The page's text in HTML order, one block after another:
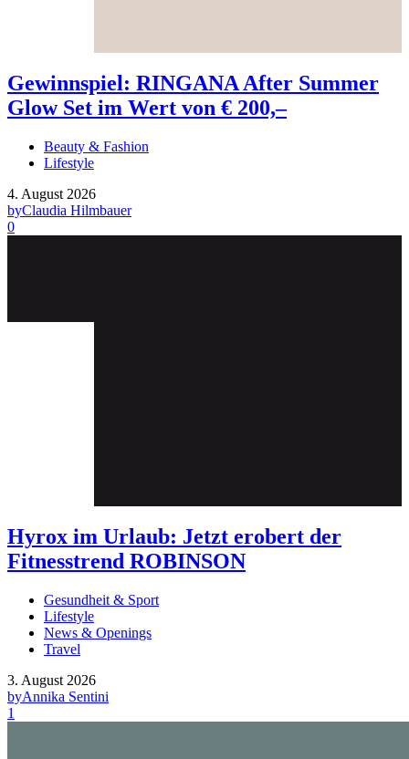
Gewinnspiel: RINGANA After Summer
Glow Set im Wert von € 200,–
Beauty & Fashion
Lifestyle
4. August 2026
byClaudia Hilmbauer
0
Hyrox im Urlaub: Jetzt erobert der
Fitnesstrend ROBINSON
Gesundheit & Sport
Lifestyle
News & Openings
Travel
3. August 2026
byAnnika Sentini
1